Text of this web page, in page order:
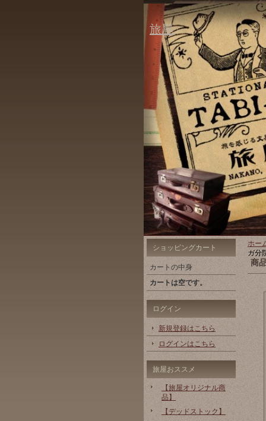
旅屋
ショッピングカート
カートの中身
カートは空です。
ログイン
新規登録はこちら
ログインはこちら
旅屋おススメ
【旅屋オリジナル商
品】
【デッドストック】
ホー
ガ分
商